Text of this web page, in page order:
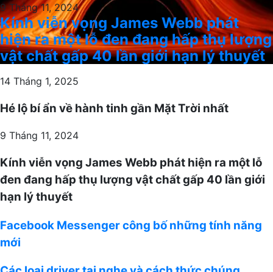
9 Tháng 11, 2024
Kính viễn vọng James Webb phát
hiện ra một lỗ đen đang hấp thụ lượng
vật chất gấp 40 lần giới hạn lý thuyết
14 Tháng 1, 2025
Hé lộ bí ẩn về hành tinh gần Mặt Trời nhất
9 Tháng 11, 2024
Kính viễn vọng James Webb phát hiện ra một lỗ
đen đang hấp thụ lượng vật chất gấp 40 lần giới
hạn lý thuyết
Facebook
Messenger
bố
Facebook Messenger công bố những tính năng
mới
Các